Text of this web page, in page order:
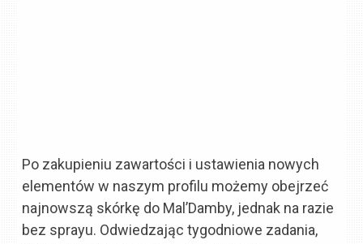
Po zakupieniu zawartości i ustawienia nowych
elementów w naszym profilu możemy obejrzeć
najnowszą skórkę do Mal’Damby, jednak na razie
bez sprayu. Odwiedzając tygodniowe zadania,